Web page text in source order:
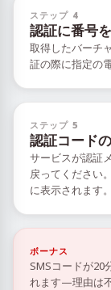
ステップ 4
認証に番号
取得したバーチ
証の際に指定の
ステップ 5
認証コード
サービスが認証
戻ってください
に表示されます。
ボーナス
SMSコードが20
れます—理由は